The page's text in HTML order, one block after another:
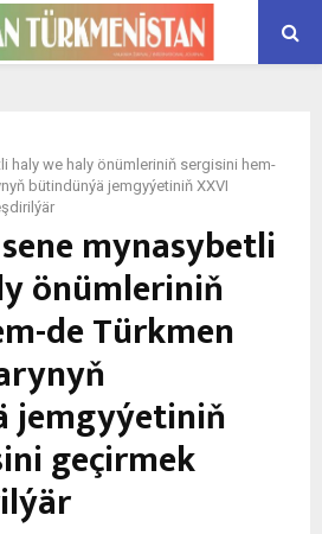
haly we haly önümleriniň sergisini hem-
bütindünýä jemgyýetiniň XXVI
mynasybetli
önümleriniň
de Türkmen
jemgyýetiniň
geçirmek